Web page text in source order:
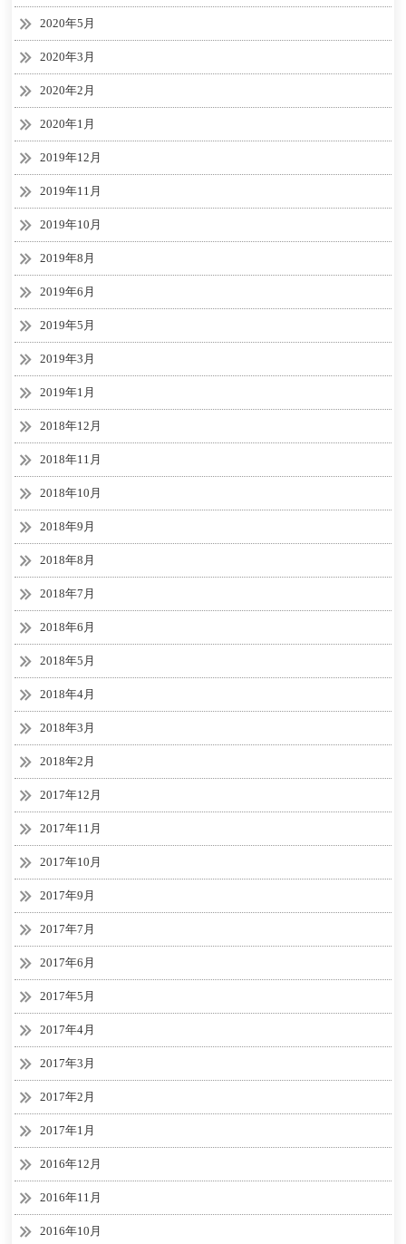
2020年5月
2020年3月
2020年2月
2020年1月
2019年12月
2019年11月
2019年10月
2019年8月
2019年6月
2019年5月
2019年3月
2019年1月
2018年12月
2018年11月
2018年10月
2018年9月
2018年8月
2018年7月
2018年6月
2018年5月
2018年4月
2018年3月
2018年2月
2017年12月
2017年11月
2017年10月
2017年9月
2017年7月
2017年6月
2017年5月
2017年4月
2017年3月
2017年2月
2017年1月
2016年12月
2016年11月
2016年10月